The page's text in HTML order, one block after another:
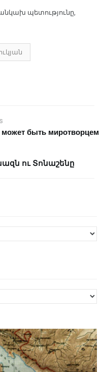
անկախ պետությունը,
может быть миротворцем
ու Տոնաշենը